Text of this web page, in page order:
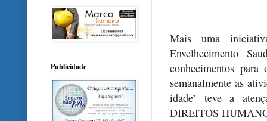
Mais uma
Envelhecimento
conhecimentos
semanalmente as
idade’ teve a
DIREITOS
Publicidade